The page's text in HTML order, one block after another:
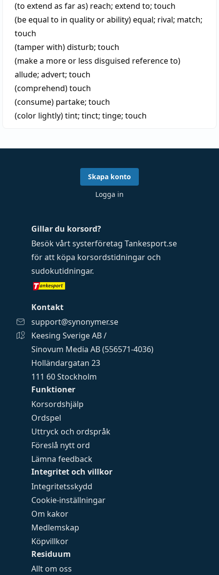
(to extend as far as) reach; extend to; touch
(be equal to in quality or ability)equal; rival; match;
touch
(tamper with)disturb; touch
(make a more or less disguised reference to)
allude; advert; touch
(comprehend)touch
(consume) partake; touch
(color lightly)tint; tinct; tinge; touch
Funktioner
Korsordshjälp
Ordspel
Uttryck och ordspråk
Föreslå nytt ord
Lämna feedback
Integritet och villkor
Integritetsskydd
Cookie-inställningar
Om kakor
Medlemskap
Köpvillkor
Residuum
Allt om oss
Gillar du korsord?
Besök vårt systerföretag Tankesport.se
för att köpa korsordstidningar och
sudokutidningar.
Kontakt
support@synonymer.se
Keesing Sverige AB /
Sinovum Media AB (556571-4036)
Holländargatan 23
111 60 Stockholm
Skapa konto
Logga in